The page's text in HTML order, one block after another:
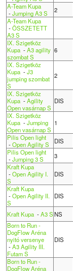
A-Team Kupa
-Jumping A3 S 2
A-Team Kupa
-ÖSSZETETT
A3 S
IX. Szigetköz
Kupa-A3 agility
szombat S
6
IX. Szigetköz
Kupa-J3
jumping szombat
S
2
IX. Szigetköz
Kupa-Agility
Open vasárnap S
DIS
IX. Szigetköz
Kupa-Jumping
Open vasárnap S
1
Pilis Open light
-Open Agility S DIS
Pilis Open light
-Jumping 3 S 3
Kraft Kupa
-Open Agility I.
S
DIS
Kraft Kupa
-Open Agility II.
S
DIS
Kraft Kupa-A3 SNS
Born to Run -
DogFlow Aréna
nyitó versenye
-A3 Agility III.
Futam S
DIS
Born to Run -
DogFlow Aréna